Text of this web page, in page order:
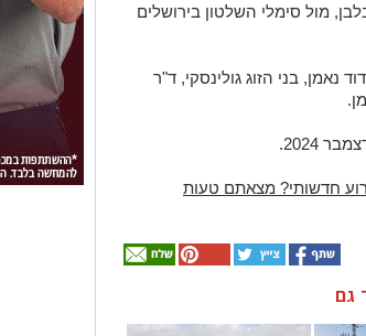
מול סימלי השלטון בירושלים
נאמן, בני הזוג גולינסקי, ד"ר
חדשותי? מצאתם טעות
גם